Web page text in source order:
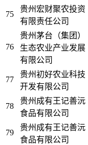
75
贵州宏财聚农投资
有限责任公司
76
贵州茅台（集团）
生态农业产业发展
有限公司
77
贵州初好农业科技
开发有限公司
78
贵州成有王记善沅
食品有限公司
79
贵州成有王记善沅
食品有限公司